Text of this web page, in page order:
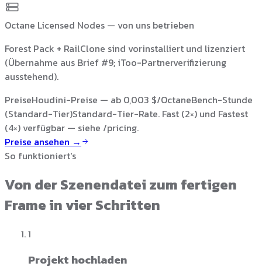
Octane Licensed Nodes — von uns betrieben
Forest Pack + RailClone sind vorinstalliert und lizenziert
(Übernahme aus Brief #9; iToo-Partnerverifizierung
ausstehend).
PreiseHoudini-Preise — ab 0,003 $/OctaneBench-Stunde
(Standard-Tier)Standard-Tier-Rate. Fast (2×) und Fastest
(4×) verfügbar — siehe /pricing.
Preise ansehen →
So funktioniert's
Von der Szenendatei zum fertigen
Frame in vier Schritten
1
Projekt hochladen